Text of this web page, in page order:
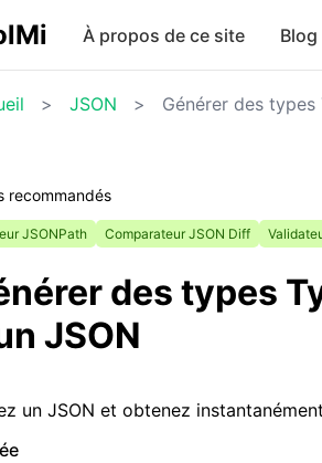
À propos de ce site Blog
> JSON > Générer des types
recommandés
JSONPath Comparateur JSON Diff
des types
JSON
un JSON et obtenez